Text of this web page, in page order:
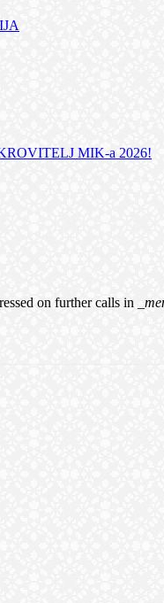
MIK-a 2026!
on further calls in